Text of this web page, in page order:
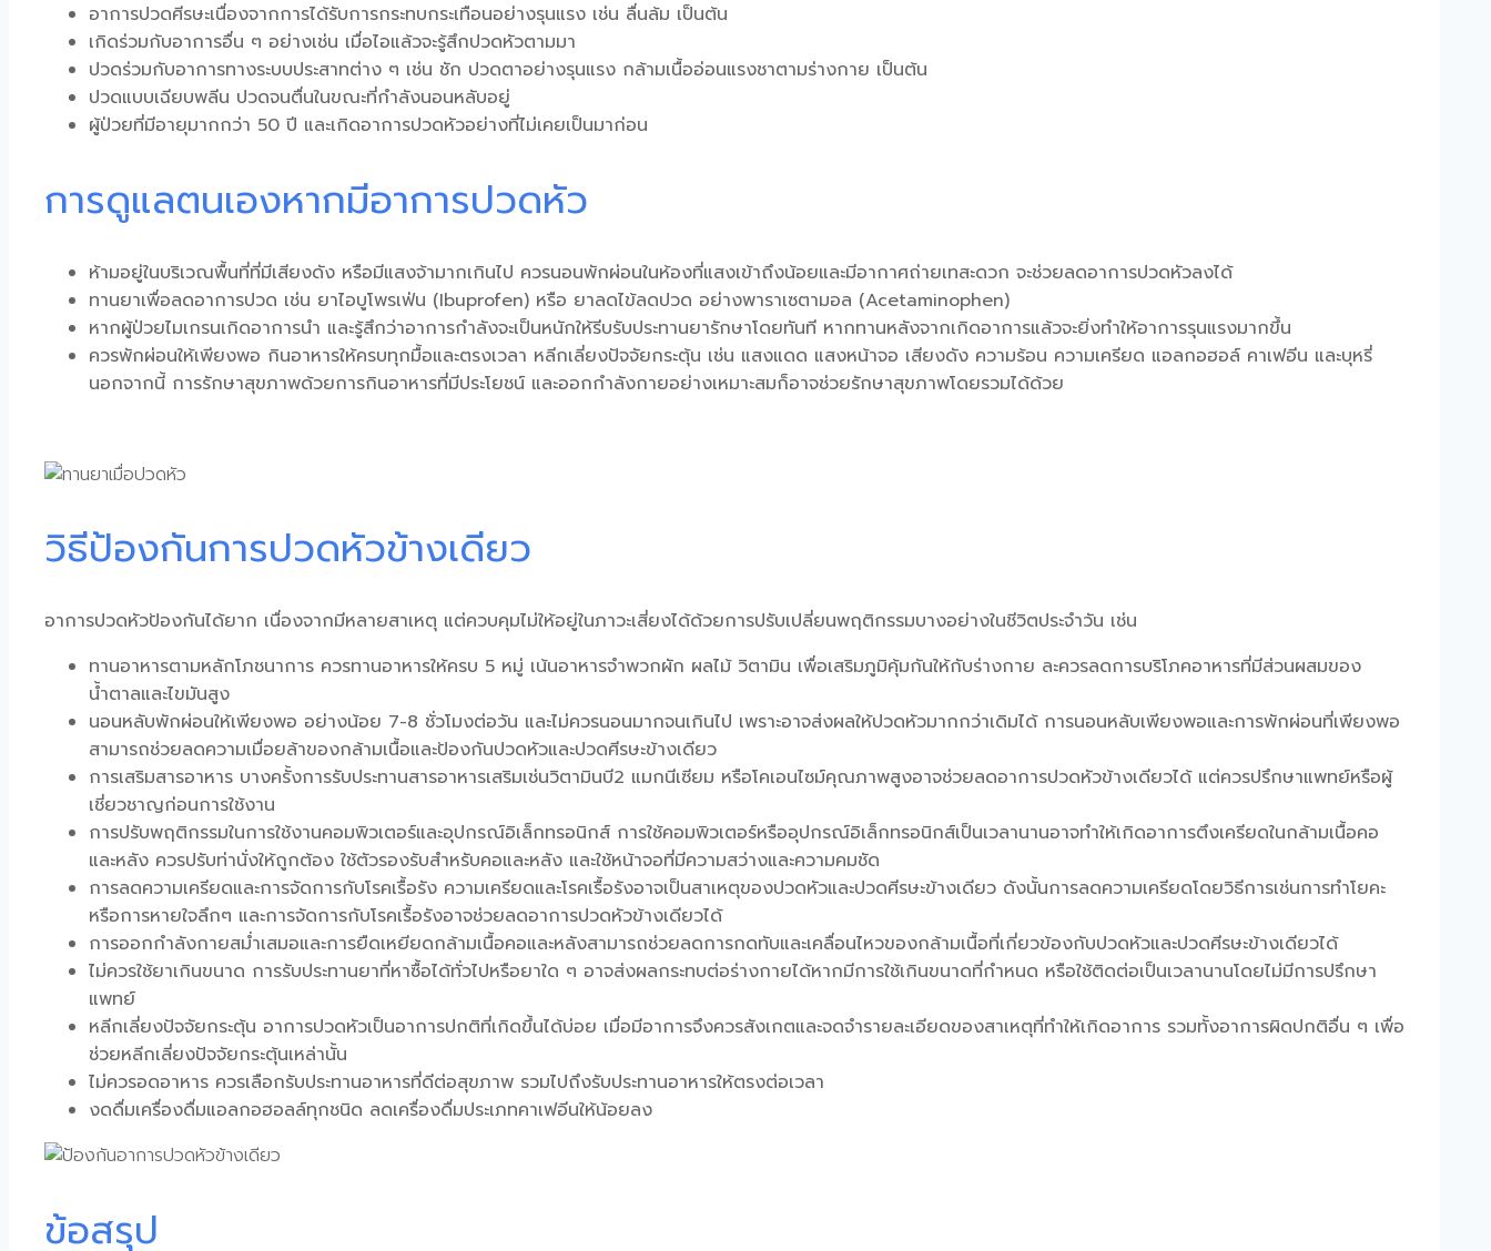
อาการปวดศีรษะเนื่องจากการได้รับการกระทบกระเทือนอย่างรุนแรง เช่น ลื่นล้ม เป็นต้น
เกิดร่วมกับอาการอื่น ๆ อย่างเช่น เมื่อไอแล้วจะรู้สึกปวดหัวตามมา
ปวดร่วมกับอาการทางระบบประสาทต่าง ๆ เช่น ชัก ปวดตาอย่างรุนแรง กล้ามเนื้ออ่อนแรงชาตามร่างกาย เป็นต้น
ปวดแบบเฉียบพลีน ปวดจนตื่นในขณะที่กำลังนอนหลับอยู่
ผู้ป่วยที่มีอายุมากกว่า 50 ปี และเกิดอาการปวดหัวอย่างที่ไม่เคยเป็นมาก่อน
การดูแลตนเองหากมีอาการปวดหัว
ห้ามอยู่ในบริเวณพื้นที่ที่มีเสียงดัง หรือมีแสงจ้ามากเกินไป ควรนอนพักผ่อนในห้องที่แสงเข้าถึงน้อยและมีอากาศถ่ายเทสะดวก จะช่วยลดอาการปวดหัวลงได้
ทานยาเพื่อลดอาการปวด เช่น ยาไอบูโพรเฟ่น (Ibuprofen) หรือ ยาลดไข้ลดปวด อย่างพาราเซตามอล (Acetaminophen)
หากผู้ป่วยไมเกรนเกิดอาการนำ และรู้สึกว่าอาการกำลังจะเป็นหนักให้รีบรับประทานยารักษาโดยทันที หากทานหลังจากเกิดอาการแล้วจะยิ่งทำให้อาการรุนแรงมากขึ้น
ควรพักผ่อนให้เพียงพอ กินอาหารให้ครบทุกมื้อและตรงเวลา หลีกเลี่ยงปัจจัยกระตุ้น เช่น แสงแดด แสงหน้าจอ เสียงดัง ความร้อน ความเครียด แอลกอฮอล์ คาเฟอีน และบุหรี่
นอกจากนี้ การรักษาสุขภาพด้วยการกินอาหารที่มีประโยชน์ และออกกำลังกายอย่างเหมาะสมก็อาจช่วยรักษาสุขภาพโดยรวมได้ด้วย
วิธีป้องกันการปวดหัวข้างเดียว
อาการปวดหัวป้องกันได้ยาก เนื่องจากมีหลายสาเหตุ แต่ควบคุมไม่ให้อยู่ในภาวะเสี่ยงได้ด้วยการปรับเปลี่ยนพฤติกรรมบางอย่างในชีวิตประจำวัน เช่น
ทานอาหารตามหลักโภชนาการ ควรทานอาหารให้ครบ 5 หมู่ เน้นอาหารจำพวกผัก ผลไม้ วิตามิน เพื่อเสริมภูมิคุ้มกันให้กับร่างกาย ละควรลดการบริโภคอาหารที่มีส่วนผสมของ
น้ำตาลและไขมันสูง
นอนหลับพักผ่อนให้เพียงพอ อย่างน้อย 7-8 ชั่วโมงต่อวัน และไม่ควรนอนมากจนเกินไป เพราะอาจส่งผลให้ปวดหัวมากกว่าเดิมได้ การนอนหลับเพียงพอและการพักผ่อนที่เพียงพอ
สามารถช่วยลดความเมื่อยล้าของกล้ามเนื้อและป้องกันปวดหัวและปวดศีรษะข้างเดียว
การเสริมสารอาหาร บางครั้งการรับประทานสารอาหารเสริมเช่นวิตามินบี2 แมกนีเซียม หรือโคเอนไซม์คุณภาพสูงอาจช่วยลดอาการปวดหัวข้างเดียวได้ แต่ควรปรึกษาแพทย์หรือผู้
เชี่ยวชาญก่อนการใช้งาน
การปรับพฤติกรรมในการใช้งานคอมพิวเตอร์และอุปกรณ์อิเล็กทรอนิกส์ การใช้คอมพิวเตอร์หรืออุปกรณ์อิเล็กทรอนิกส์เป็นเวลานานอาจทำให้เกิดอาการตึงเครียดในกล้ามเนื้อคอ
และหลัง ควรปรับท่านั่งให้ถูกต้อง ใช้ตัวรองรับสำหรับคอและหลัง และใช้หน้าจอที่มีความสว่างและความคมชัด
การลดความเครียดและการจัดการกับโรคเรื้อรัง ความเครียดและโรคเรื้อรังอาจเป็นสาเหตุของปวดหัวและปวดศีรษะข้างเดียว ดังนั้นการลดความเครียดโดยวิธีการเช่นการทำโยคะ
หรือการหายใจลึกๆ และการจัดการกับโรคเรื้อรังอาจช่วยลดอาการปวดหัวข้างเดียวได้
การออกกำลังกายสม่ำเสมอและการยืดเหยียดกล้ามเนื้อคอและหลังสามารถช่วยลดการกดทับและเคลื่อนไหวของกล้ามเนื้อที่เกี่ยวข้องกับปวดหัวและปวดศีรษะข้างเดียวได้
ไม่ควรใช้ยาเกินขนาด การรับประทานยาที่หาซื้อได้ทั่วไปหรือยาใด ๆ อาจส่งผลกระทบต่อร่างกายได้หากมีการใช้เกินขนาดที่กำหนด หรือใช้ติดต่อเป็นเวลานานโดยไม่มีการปรึกษา
แพทย์
หลีกเลี่ยงปัจจัยกระตุ้น อาการปวดหัวเป็นอาการปกติที่เกิดขึ้นได้บ่อย เมื่อมีอาการจึงควรสังเกตและจดจำรายละเอียดของสาเหตุที่ทำให้เกิดอาการ รวมทั้งอาการผิดปกติอื่น ๆ เพื่อ
ช่วยหลีกเลี่ยงปัจจัยกระตุ้นเหล่านั้น
ไม่ควรอดอาหาร ควรเลือกรับประทานอาหารที่ดีต่อสุขภาพ รวมไปถึงรับประทานอาหารให้ตรงต่อเวลา
งดดื่มเครื่องดื่มแอลกอฮอลล์ทุกชนิด ลดเครื่องดื่มประเภทคาเฟอีนให้น้อยลง
ข้อสรุป